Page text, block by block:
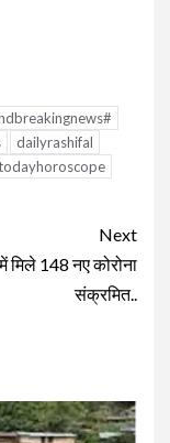
dailyrashifal
Next
मिले 148 नए कोरोना
संक्रमित..